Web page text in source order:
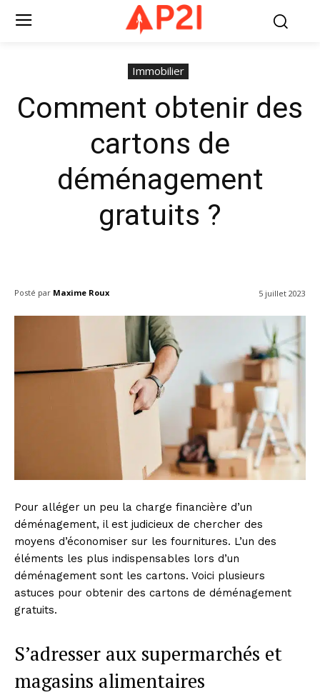
Immobilier
Comment obtenir des
cartons de
déménagement
gratuits ?
5 juillet 2023
Posté par Maxime Roux
Pour alléger un peu la charge financière d’un
déménagement, il est judicieux de chercher des
moyens d’économiser sur les fournitures. L’un des
éléments les plus indispensables lors d’un
déménagement sont les cartons. Voici plusieurs
astuces pour obtenir des cartons de déménagement
gratuits.
S’adresser aux supermarchés et
magasins alimentaires